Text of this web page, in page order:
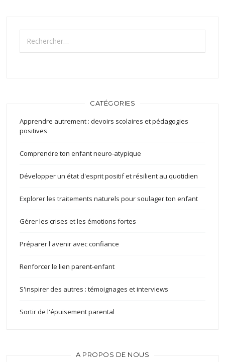
Rechercher :
CATÉGORIES
Apprendre autrement : devoirs scolaires et pédagogies
positives
Comprendre ton enfant neuro-atypique
Développer un état d'esprit positif et résilient au quotidien
Explorer les traitements naturels pour soulager ton enfant
Gérer les crises et les émotions fortes
Préparer l'avenir avec confiance
Renforcer le lien parent-enfant
S'inspirer des autres : témoignages et interviews
Sortir de l'épuisement parental
A PROPOS DE NOUS